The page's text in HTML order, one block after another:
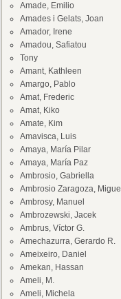
Amade, Emilio
Amades i Gelats, Joan
Amador, Irene
Amadou, Safiatou
Tony
Amant, Kathleen
Amargo, Pablo
Amat, Frederic
Amat, Kiko
Amate, Kim
Amavisca, Luis
Amaya, María Pilar
Amaya, María Paz
Ambrosio, Gabriella
Ambrosio Zaragoza, Miguel
Ambrosy, Manuel
Ambrozewski, Jacek
Ambrus, Víctor G.
Amechazurra, Gerardo R.
Ameixeiro, Daniel
Amekan, Hassan
Ameli, M.
Ameli, Michela